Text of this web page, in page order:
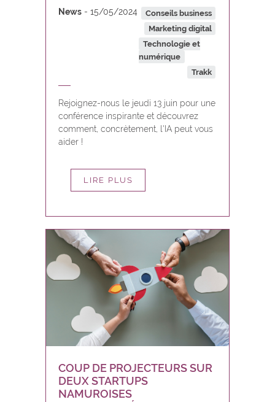
News 15/05/2024
Conseils business
Marketing digital
Technologie et
numérique
Trakk
Rejoignez-nous le jeudi 13 juin pour une
conférence inspirante et découvrez
comment, concrètement, l'IA peut vous
aider !
LIRE PLUS
COUP DE PROJECTEURS SUR
DEUX STARTUPS
NAMUROISES